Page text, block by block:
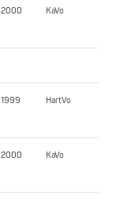
2000 KaVo
1999 HartVo
2000 KaVo